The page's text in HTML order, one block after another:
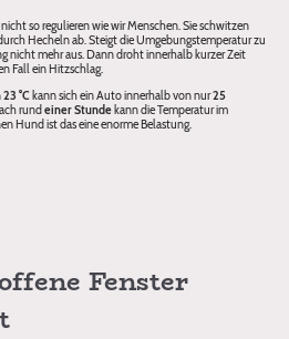
so regulieren wie wir Menschen. Sie schwitzen
Hecheln ab. Steigt die Umgebungstemperatur zu
nicht mehr aus. Dann droht innerhalb kurzer Zeit
Fall ein Hitzschlag.
23 °C kann sich ein Auto innerhalb von nur25
rund einer Stunde kann die Temperatur im
Hund ist das eine enorme Belastung.
Fenster